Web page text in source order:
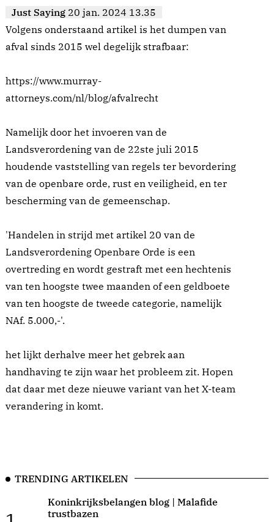
Just Saying 20 jan. 2024 13.35
Volgens onderstaand artikel is het dumpen van
afval sinds 2015 wel degelijk strafbaar:
https://www.murray-
attorneys.com/nl/blog/afvalrecht
Namelijk door het invoeren van de
Landsverordening van de 22ste juli 2015
houdende vaststelling van regels ter bevordering
van de openbare orde, rust en veiligheid, en ter
bescherming van de gemeenschap.
'Handelen in strijd met artikel 20 van de
Landsverordening Openbare Orde is een
overtreding en wordt gestraft met een hechtenis
van ten hoogste twee maanden of een geldboete
van ten hoogste de tweede categorie, namelijk
NAf. 5.000,-'.
het lijkt derhalve meer het gebrek aan
handhaving te zijn waar het probleem zit. Hopen
dat daar met deze nieuwe variant van het X-team
verandering in komt.
TRENDING ARTIKELEN
Koninkrijksbelangen blog | Malafide
trustbazen